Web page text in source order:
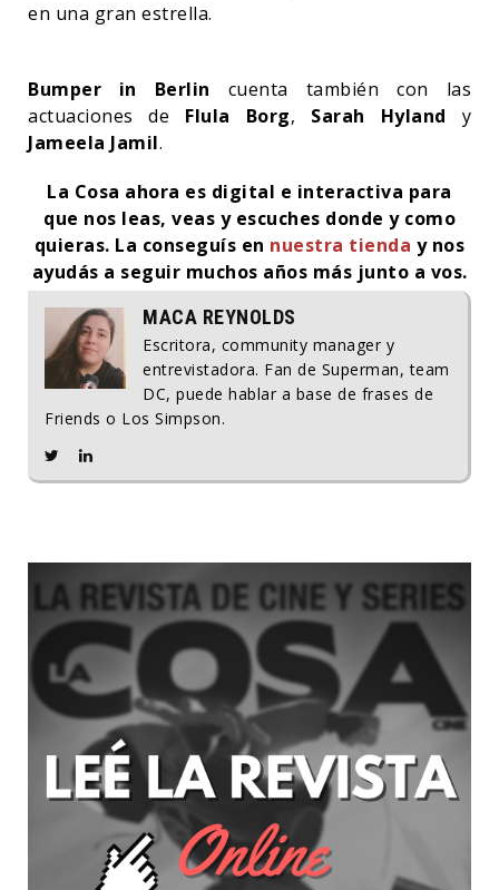
en una gran estrella.
Bumper in Berlin cuenta también con las
actuaciones de Flula Borg, Sarah Hyland y
Jameela Jamil.
La Cosa ahora es digital e interactiva para
que nos leas, veas y escuches donde y como
quieras. La conseguís en nuestra tienda y nos
ayudás a seguir muchos años más junto a vos.
MACA REYNOLDS
Escritora, community manager y
entrevistadora. Fan de Superman, team
DC, puede hablar a base de frases de
Friends o Los Simpson.